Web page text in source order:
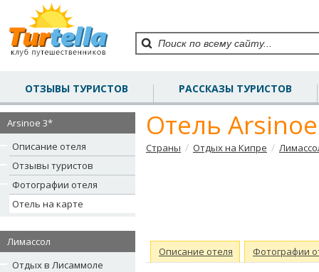
ОТЗЫВЫ ТУРИСТОВ РАССКАЗЫ ТУРИСТОВ
Arsinoe 3*
Описание отеля
Отзывы туристов
Фотографии отеля
Отель на карте
Лимассол
Отдых в Лисаммоле
Отель
Страны / Отдых на Кипре /
Описание отеля Фотографии